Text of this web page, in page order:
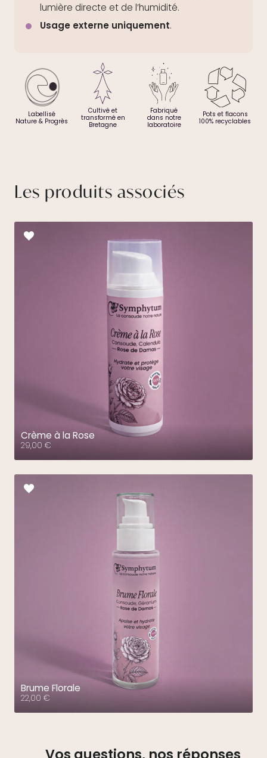
lumière directe et de l’humidité.
Usage externe uniquement.
Labellisé
Nature & Progrès
Cultivé et
transformé en
Bretagne
Fabriqué
dans notre
laboratoire
Pots et flacons
100% recyclables
Les produits associés
Crème à la Rose
29,00€
Brume Florale
22,00€